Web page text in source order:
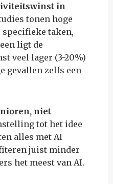
in
tonen hoge
taken,
ligt de
veel lager (3-20%)
gevallen zelfs een
niet
tot het idee
alles met AI
juist minder
het meest van AI.